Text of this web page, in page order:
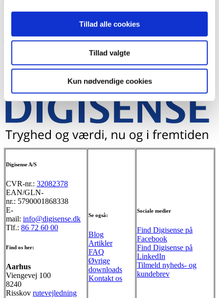
Tillad alle cookies
Tillad valgte
Kun nødvendige cookies
Complianceguide 2025
Paperflow AI bilagscan
Se Paperflow
Digisense A/S
CVR-nr.: 32082378
EAN/GLN-
nr.: 5790001868338
E-
mail: info@digisense.dk
Tlf.: 86 72 60 00
Find os her:
Aarhus
Viengevej 100
8240
Risskov rutevejledning
Se også:
Blog
Artikler
FAQ
Øvrige
downloads
Kontakt os
Sociale medier
Find Digisense på
Facebook
Find Digisense på
LinkedIn
Tilmeld nyheds- og
kundebrev